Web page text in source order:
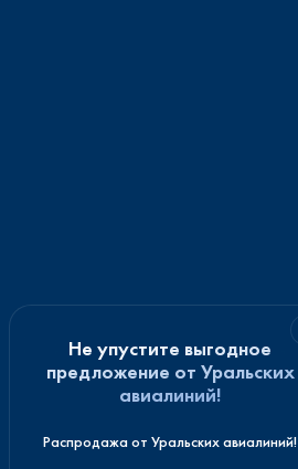
Не упустите выгодное
предложение от Уральских
авиалиний!
Распродажа от Уральских авиалиний!